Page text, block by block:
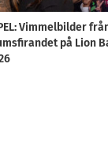
Vimmelbilder
på Lion